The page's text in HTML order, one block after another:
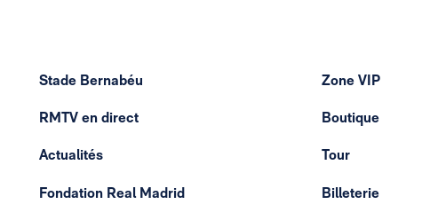
Stade Bernabéu
RMTV en direct
Actualités
Fondation Real Madrid
Zone VIP
Boutique
Tour
Billeterie